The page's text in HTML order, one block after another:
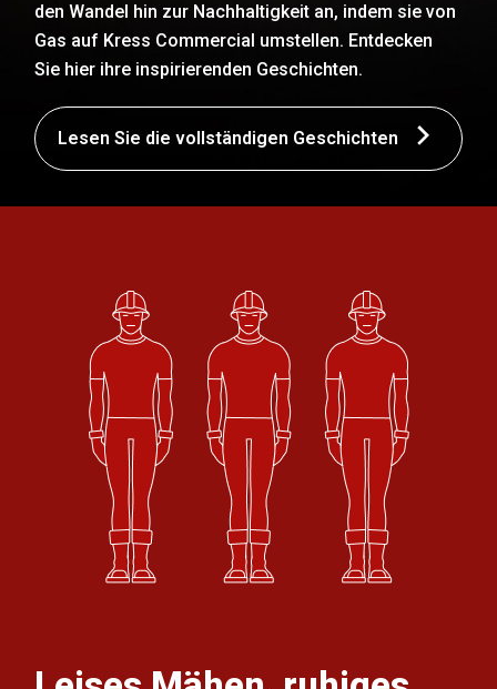
den Wandel hin zur Nachhaltigkeit an, indem sie von
Gas auf Kress Commercial umstellen. Entdecken
Sie hier ihre inspirierenden Geschichten.
Lesen Sie die vollständigen Geschichten